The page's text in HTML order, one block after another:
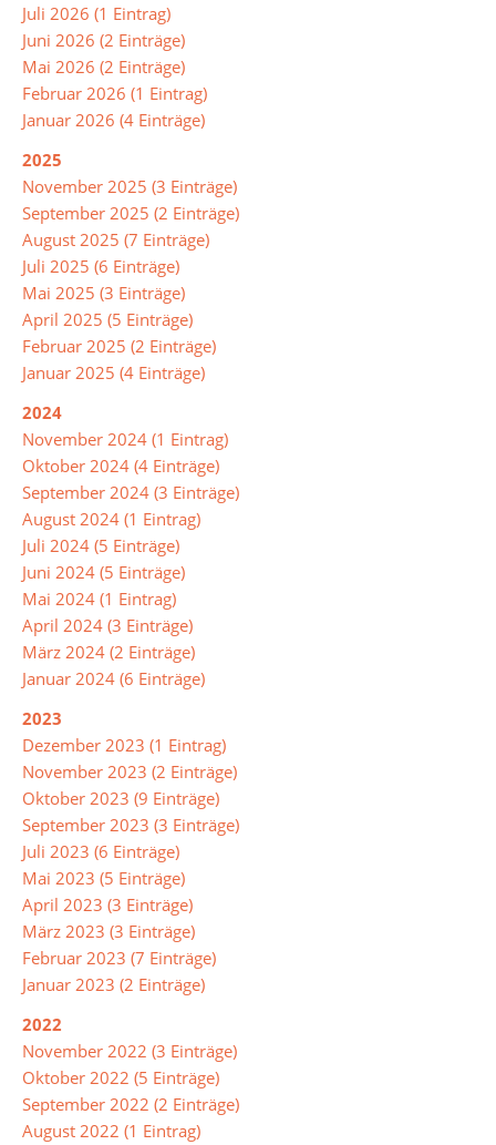
Leitbild
Integrierte
Gesamtschule
Abschlüsse
Ganztagsschule
Lernzeiten
Pausenangebot
Essen
in
der
Mensa
Umweltschule
Schule
Rassismus
Digitalisierung
Jugendmedienschutz
Fachbereiche
Arbeitslehre
Chemie
Deutsch
Juli 2026 (1 Eintrag)
Juni 2026 (2 Einträge)
Mai 2026 (2 Einträge)
Februar 2026 (1 Eintrag)
Januar 2026 (4 Einträge)
2025
November 2025 (3 Einträge)
September 2025 (2 Einträge)
August 2025 (7 Einträge)
Juli 2025 (6 Einträge)
Mai 2025 (3 Einträge)
April 2025 (5 Einträge)
Februar 2025 (2 Einträge)
Januar 2025 (4 Einträge)
2024
November 2024 (1 Eintrag)
Oktober 2024 (4 Einträge)
September 2024 (3 Einträge)
August 2024 (1 Eintrag)
Juli 2024 (5 Einträge)
Juni 2024 (5 Einträge)
Mai 2024 (1 Eintrag)
April 2024 (3 Einträge)
März 2024 (2 Einträge)
Januar 2024 (6 Einträge)
2023
Dezember 2023 (1 Eintrag)
November 2023 (2 Einträge)
Oktober 2023 (9 Einträge)
September 2023 (3 Einträge)
Juli 2023 (6 Einträge)
Mai 2023 (5 Einträge)
April 2023 (3 Einträge)
März 2023 (3 Einträge)
Februar 2023 (7 Einträge)
Januar 2023 (2 Einträge)
2022
November 2022 (3 Einträge)
Oktober 2022 (5 Einträge)
September 2022 (2 Einträge)
August 2022 (1 Eintrag)